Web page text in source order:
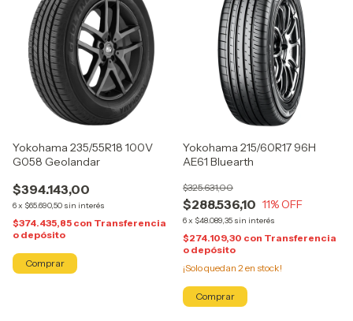
Yokohama 235/55R18 100V
G058 Geolandar
$394.143,00
6x $65.690,50 sin interés
$374.435,85 con Transferencia
o depósito
Yokohama 215/60R17 96H
AE61 Bluearth
$288.536,10
$325.631,00
11% OFF
6x $48.089,35 sin interés
$274.109,30 con Transferencia
o depósito
¡Solo quedan 2 en stock!